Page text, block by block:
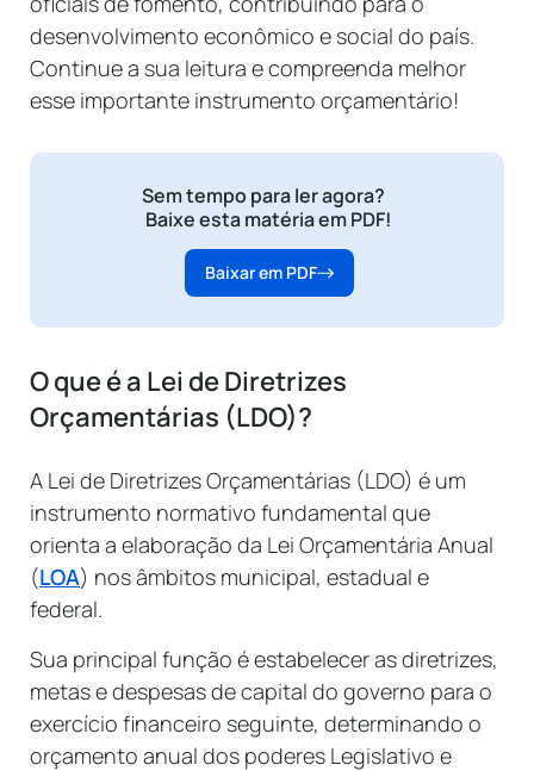
desenvolvimento econômico e social do país.
Continue a sua leitura e compreenda melhor
esse importante instrumento orçamentário!
Sem tempo para ler agora?
Baixe esta matéria em PDF!
Baixar em PDF
O que é a Lei de Diretrizes
Orçamentárias (LDO)?
A Lei de Diretrizes Orçamentárias (LDO) é um
instrumento normativo fundamental que
orienta a elaboração da Lei Orçamentária Anual
(LOA) nos âmbitos municipal, estadual e
federal.
Sua principal função é estabelecer as diretrizes,
metas e despesas de capital do governo para o
exercício financeiro seguinte, determinando o
orçamento anual dos poderes Legislativo e